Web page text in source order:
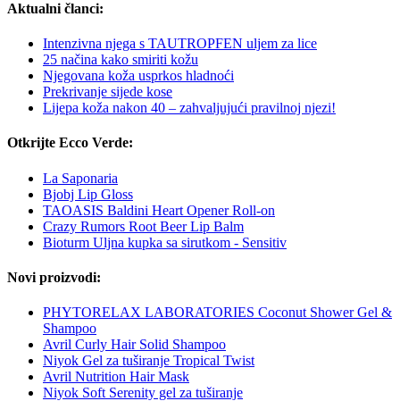
Aktualni članci:
Intenzivna njega s TAUTROPFEN uljem za lice
25 načina kako smiriti kožu
Njegovana koža usprkos hladnoći
Prekrivanje sijede kose
Lijepa koža nakon 40 – zahvaljujući pravilnoj njezi!
Otkrijte Ecco Verde:
La Saponaria
Bjobj Lip Gloss
TAOASIS Baldini Heart Opener Roll-on
Crazy Rumors Root Beer Lip Balm
Bioturm Uljna kupka sa sirutkom - Sensitiv
Novi proizvodi:
PHYTORELAX LABORATORIES Coconut Shower Gel &
Shampoo
Avril Curly Hair Solid Shampoo
Niyok Gel za tuširanje Tropical Twist
Avril Nutrition Hair Mask
Niyok Soft Serenity gel za tuširanje